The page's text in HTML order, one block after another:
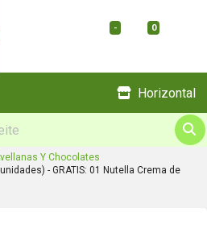
- 0
Horizontal
Y Chocolates
- GRATIS: 01 Nutella Crema de